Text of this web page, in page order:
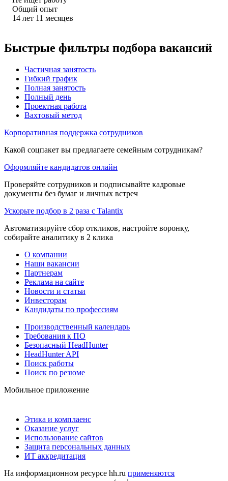
Общий опыт
14 лет 11 месяцев
Быстрые фильтры подбора вакансий
Частичная занятость
Гибкий график
Полная занятость
Полный день
Проектная работа
Вахтовый метод
Корпоративная поддержка сотрудников
Какой соцпакет вы предлагаете семейным сотрудникам?
Оформляйте кандидатов онлайн
Проверяйте сотрудников и подписывайте кадровые
документы без бумаг и личных встреч
Ускорьте подбор в 2 раза с Talantix
Автоматизируйте сбор откликов, настройте воронку,
собирайте аналитику в 2 клика
О компании
Наши вакансии
Партнерам
Реклама на сайте
Новости и статьи
Инвесторам
Кандидаты по профессиям
Производственный календарь
Требования к ПО
Безопасный HeadHunter
HeadHunter API
Поиск работы
Поиск по резюме
Мобильное приложение
Этика и комплаенс
Оказание услуг
Использование сайтов
Защита персональных данных
ИТ аккредитация
На информационном ресурсе hh.ru применяются